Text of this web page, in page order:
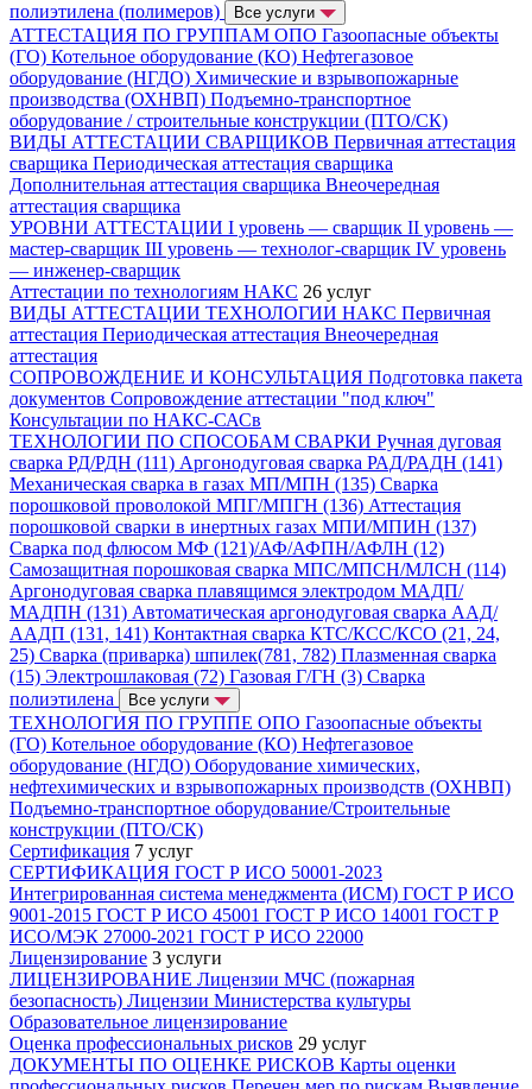
полиэтилена (полимеров)
Все услуги
АТТЕСТАЦИЯ ПО ГРУППАМ ОПО Газоопасные объекты
(ГО) Котельное оборудование (КО) Нефтегазовое
оборудование (НГДО) Химические и взрывопожарные
производства (ОХНВП) Подъемно-транспортное
оборудование / строительные конструкции (ПТО/СК)
ВИДЫ АТТЕСТАЦИИ СВАРЩИКОВ Первичная аттестация
сварщика Периодическая аттестация сварщика
Дополнительная аттестация сварщика Внеочередная
аттестация сварщика
УРОВНИ АТТЕСТАЦИИ I уровень — сварщик II уровень —
мастер-сварщик III уровень — технолог-сварщик IV уровень
— инженер-сварщик
Аттестации по технологиям НАКС 26 услуг
ВИДЫ АТТЕСТАЦИИ ТЕХНОЛОГИИ НАКС Первичная
аттестация Периодическая аттестация Внеочередная
аттестация
СОПРОВОЖДЕНИЕ И КОНСУЛЬТАЦИЯ Подготовка пакета
документов Сопровождение аттестации "под ключ"
Консультации по НАКС-САСв
ТЕХНОЛОГИИ ПО СПОСОБАМ СВАРКИ Ручная дуговая
сварка РД/РДН (111) Аргонодуговая сварка РАД/РАДН (141)
Механическая сварка в газах МП/МПН (135) Сварка
порошковой проволокой МПГ/МПГН (136) Аттестация
порошковой сварки в инертных газах МПИ/МПИН (137)
Сварка под флюсом МФ (121)/АФ/АФПН/АФЛН (12)
Самозащитная порошковая сварка МПС/МПСН/МЛСН (114)
Аргонодуговая сварка плавящимся электродом МАДП/
МАДПН (131) Автоматическая аргонодуговая сварка ААД/
ААДП (131, 141) Контактная сварка КТС/КСС/КСО (21, 24,
25) Сварка (приварка) шпилек(781, 782) Плазменная сварка
(15) Электрошлаковая (72) Газовая Г/ГН (3) Сварка
полиэтилена
Все услуги
ТЕХНОЛОГИЯ ПО ГРУППЕ ОПО Газоопасные объекты
(ГО) Котельное оборудование (КО) Нефтегазовое
оборудование (НГДО) Оборудование химических,
нефтехимических и взрывопожарных производств (ОХНВП)
Подъемно-транспортное оборудование/Строительные
конструкции (ПТО/СК)
Сертификация 7 услуг
СЕРТИФИКАЦИЯ ГОСТ Р ИСО 50001-2023
Интегрированная система менеджмента (ИСМ) ГОСТ Р ИСО
9001-2015 ГОСТ Р ИСО 45001 ГОСТ Р ИСО 14001 ГОСТ Р
ИСО/МЭК 27000-2021 ГОСТ Р ИСО 22000
Лицензирование 3 услуги
ЛИЦЕНЗИРОВАНИЕ Лицензии МЧС (пожарная
безопасность) Лицензии Министерства культуры
Образовательное лицензирование
Оценка профессиональных рисков 29 услуг
ДОКУМЕНТЫ ПО ОЦЕНКЕ РИСКОВ Карты оценки